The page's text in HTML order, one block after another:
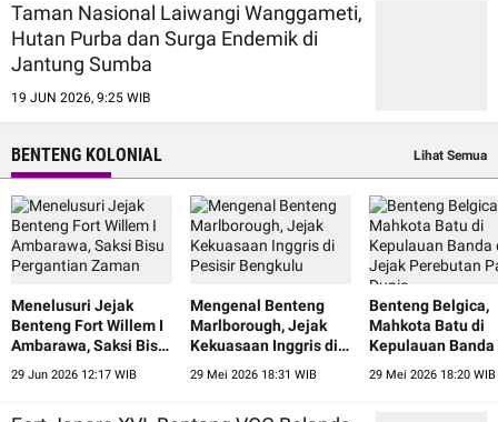
Taman Nasional Laiwangi Wanggameti,
Hutan Purba dan Surga Endemik di
Jantung Sumba
19 JUN 2026, 9:25 WIB
BENTENG KOLONIAL Lihat Semua
Menelusuri Jejak
Benteng Fort Willem I
Ambarawa, Saksi Bisu
Pergantian Zaman
29 Jun 2026 12:17 WIB
Mengenal Benteng
Marlborough, Jejak
Kekuasaan Inggris di
Pesisir Bengkulu
29 Mei 2026 18:31 WIB
Benteng Belgica,
Mahkota Batu di
Kepulauan Banda
Jejak Perebutan
29 Mei 2026 18:20 WIB